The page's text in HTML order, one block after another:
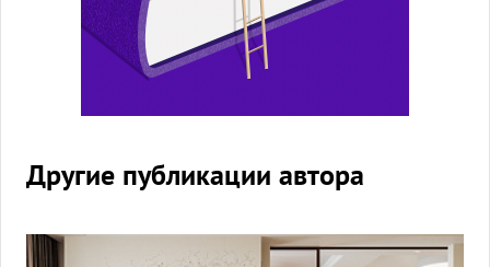
Другие публикации автора